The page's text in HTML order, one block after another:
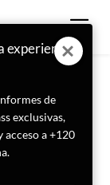
experiencia
de
exclusivas,
acceso a +120